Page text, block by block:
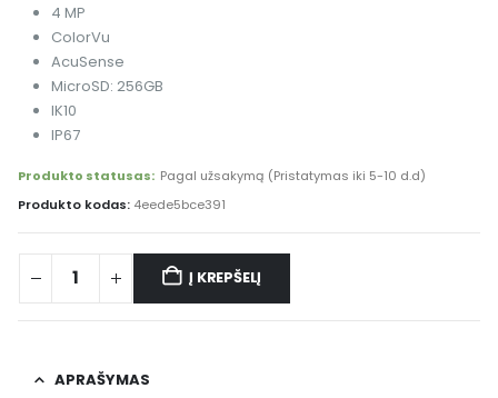
4 MP
ColorVu
AcuSense
MicroSD: 256GB
IK10
IP67
Produkto statusas: Pagal užsakymą (Pristatymas iki 5-10 d.d)
Produkto kodas: 4eede5bce391
Į KREPŠELĮ
Alternative:
APRAŠYMAS